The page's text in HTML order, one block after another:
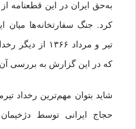
به‌حق ایران در این قطعنامه
کرد. جنگ سفارتخانه‌ها میان
تیر و مرداد ۱۳۶۶
که در این گزارش به بررسی
حجاج ایرانی توسط